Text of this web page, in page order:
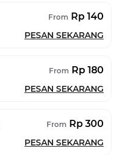
From Rp 140
PESAN SEKARANG
From Rp 180
PESAN SEKARANG
From Rp 300
PESAN SEKARANG